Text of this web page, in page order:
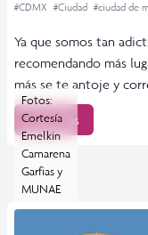
#CDMX #Ciudad #ciudad de
Ya que somos tan
recomendando más
más se te antoje y
Leer más
Fotos:
Cortesía
Emelkin
Camarena
Garfias y
MUNAE